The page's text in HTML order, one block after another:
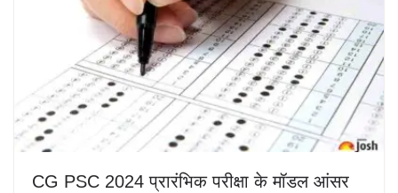
CG PSC 2024 प्रारंभिक परीक्षा के मॉडल आंसर